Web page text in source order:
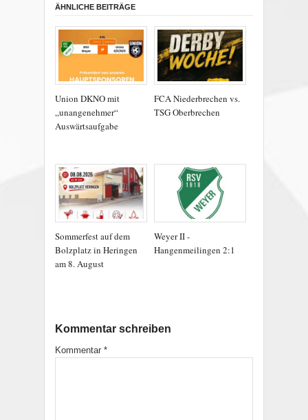
ÄHNLICHE BEITRÄGE
Union DKNO mit
„unangenehmer“
Auswärtsaufgabe
FCA Niederbrechen vs.
TSG Oberbrechen
Sommerfest auf dem
Bolzplatz in Heringen
am 8. August
Weyer II -
Hangenmeilingen 2:1
Kommentar schreiben
Kommentar *